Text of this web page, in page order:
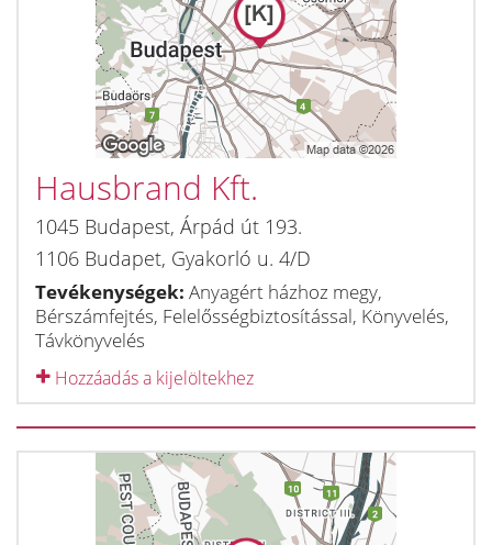
Hausbrand Kft.
1045 Budapest, Árpád út 193.
1106 Budapet, Gyakorló u. 4/D
Tevékenységek: Anyagért házhoz megy,
Bérszámfejtés, Felelősségbiztosítással, Könyvelés,
Távkönyvelés
Hozzáadás a kijelöltekhez